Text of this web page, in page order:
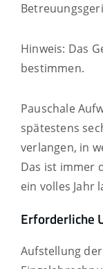
Hinweis: Das
bestimmen.
Pauschale
spätestens
verlangen, in
Das ist immer
ein volles Jahr
Erforderliche
Aufstellung